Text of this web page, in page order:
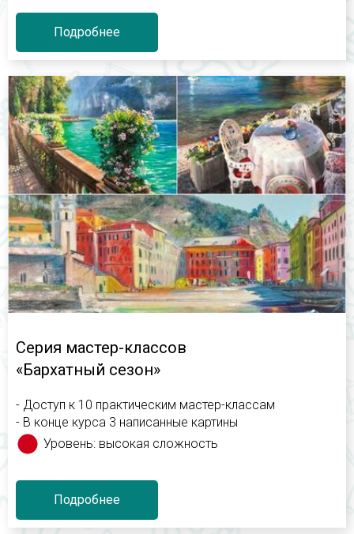
Подробнее
Серия мастер-классов
«Бархатный сезон»
- Доступ к 10 практическим мастер-классам
- В конце курса 3 написанные картины
Уровень: высокая сложность
Подробнее